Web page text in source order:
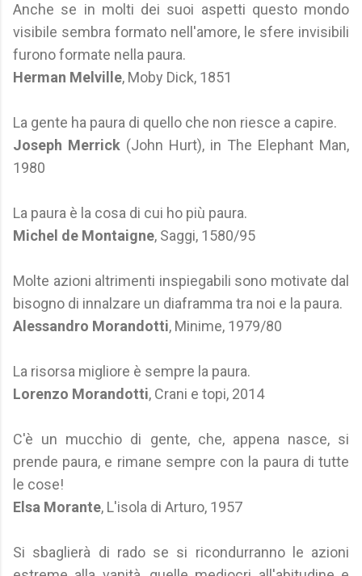
Anche se in molti dei suoi aspetti questo mondo
visibile sembra formato nell'amore, le sfere invisibili
furono formate nella paura.
Herman Melville, Moby Dick, 1851
La gente ha paura di quello che non riesce a capire.
Joseph Merrick (John Hurt), in The Elephant Man,
1980
La paura è la cosa di cui ho più paura.
Michel de Montaigne, Saggi, 1580/95
Molte azioni altrimenti inspiegabili sono motivate dal
bisogno di innalzare un diaframma tra noi e la paura.
Alessandro Morandotti, Minime, 1979/80
La risorsa migliore è sempre la paura.
Lorenzo Morandotti, Crani e topi, 2014
C'è un mucchio di gente, che, appena nasce, si
prende paura, e rimane sempre con la paura di tutte
le cose!
Elsa Morante, L'isola di Arturo, 1957
Si sbaglierà di rado se si ricondurranno le azioni